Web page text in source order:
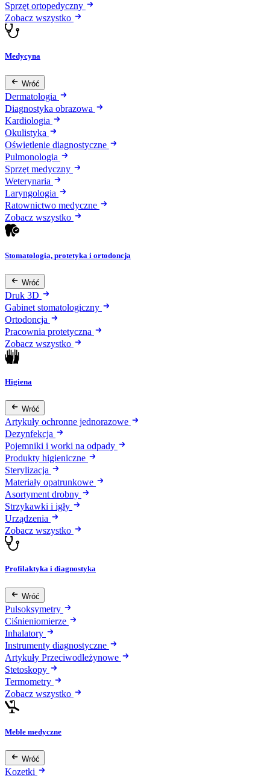
Sprzęt ortopedyczny
Zobacz wszystko
Medycyna
Wróć
Dermatologia
Diagnostyka obrazowa
Kardiologia
Okulistyka
Oświetlenie diagnostyczne
Pulmonologia
Sprzęt medyczny
Weterynaria
Laryngologia
Ratownictwo medyczne
Zobacz wszystko
Stomatologia, protetyka i ortodoncja
Wróć
Druk 3D
Gabinet stomatologiczny
Ortodoncja
Pracownia protetyczna
Zobacz wszystko
Higiena
Wróć
Artykuły ochronne jednorazowe
Dezynfekcja
Pojemniki i worki na odpady
Produkty higieniczne
Sterylizacja
Materiały opatrunkowe
Asortyment drobny
Strzykawki i igły
Urządzenia
Zobacz wszystko
Profilaktyka i diagnostyka
Wróć
Pulsoksymetry
Ciśnieniomierze
Inhalatory
Instrumenty diagnostyczne
Artykuły Przeciwodleżynowe
Stetoskopy
Termometry
Zobacz wszystko
Meble medyczne
Wróć
Kozetki